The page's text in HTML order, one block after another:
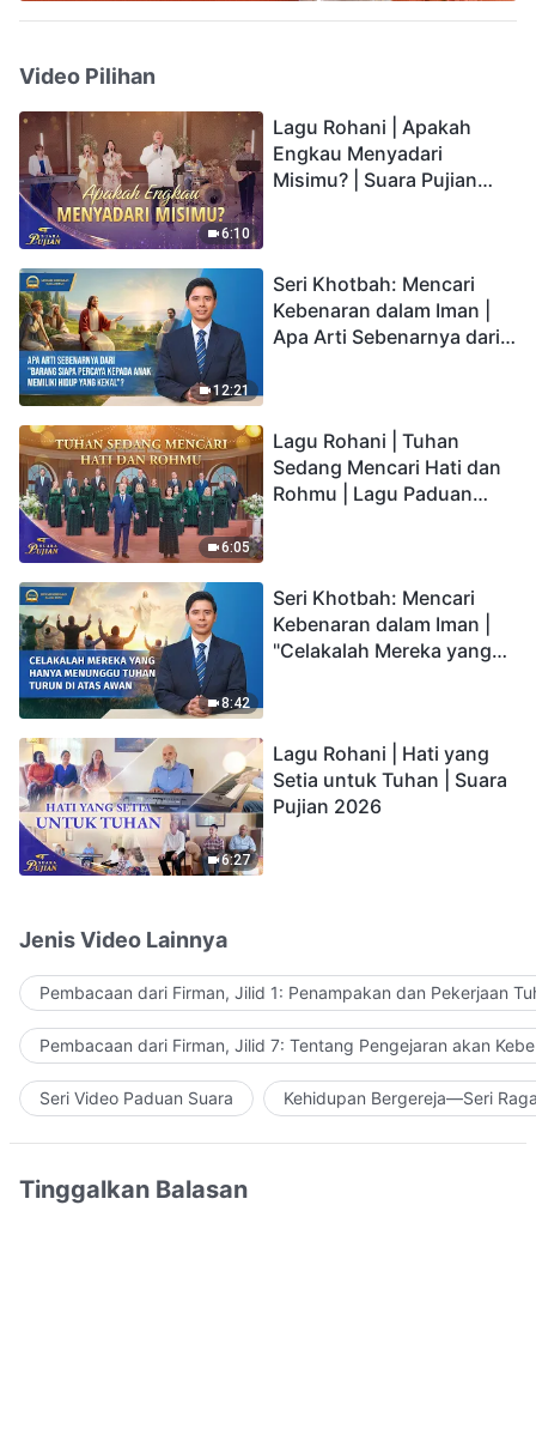
Video Pilihan
6:10
Lagu Rohani | Apakah
Engkau Menyadari
Misimu? | Suara Pujian
12:21
Seri Khotbah: Mencari
Kebenaran dalam Iman |
Apa Arti Sebenarnya dari
6:05
Lagu Rohani | Tuhan
Sedang Mencari Hati dan
Rohmu | Lagu Paduan
8:42
Seri Khotbah: Mencari
Kebenaran dalam Iman |
"Celakalah Mereka yang
6:27
Lagu Rohani | Hati yang
Setia untuk Tuhan | Suara
Pujian 2026
Jenis Video Lainnya
Pembacaan dari Firman, Jilid 1: Penampakan dan Pekerjaan
Pembacaan dari Firman, Jilid 7: Tentang Pengejaran akan
Seri Video Paduan Suara Kehidupan Bergereja—Seri
Tinggalkan Balasan